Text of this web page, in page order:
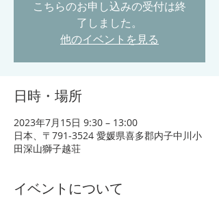
こちらのお申し込みの受付は終
了しました。
他のイベントを見る
日時・場所
2023年7月15日 9:30 – 13:00
日本、〒791-3524 愛媛県喜多郡内子中川小
田深山獅子越荘
イベントについて